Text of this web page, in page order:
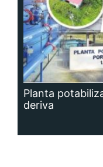
Planta
deriva